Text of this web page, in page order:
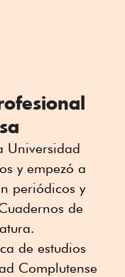
Universidad
y empezó a
periódicos y
de
de estudios
Complutense